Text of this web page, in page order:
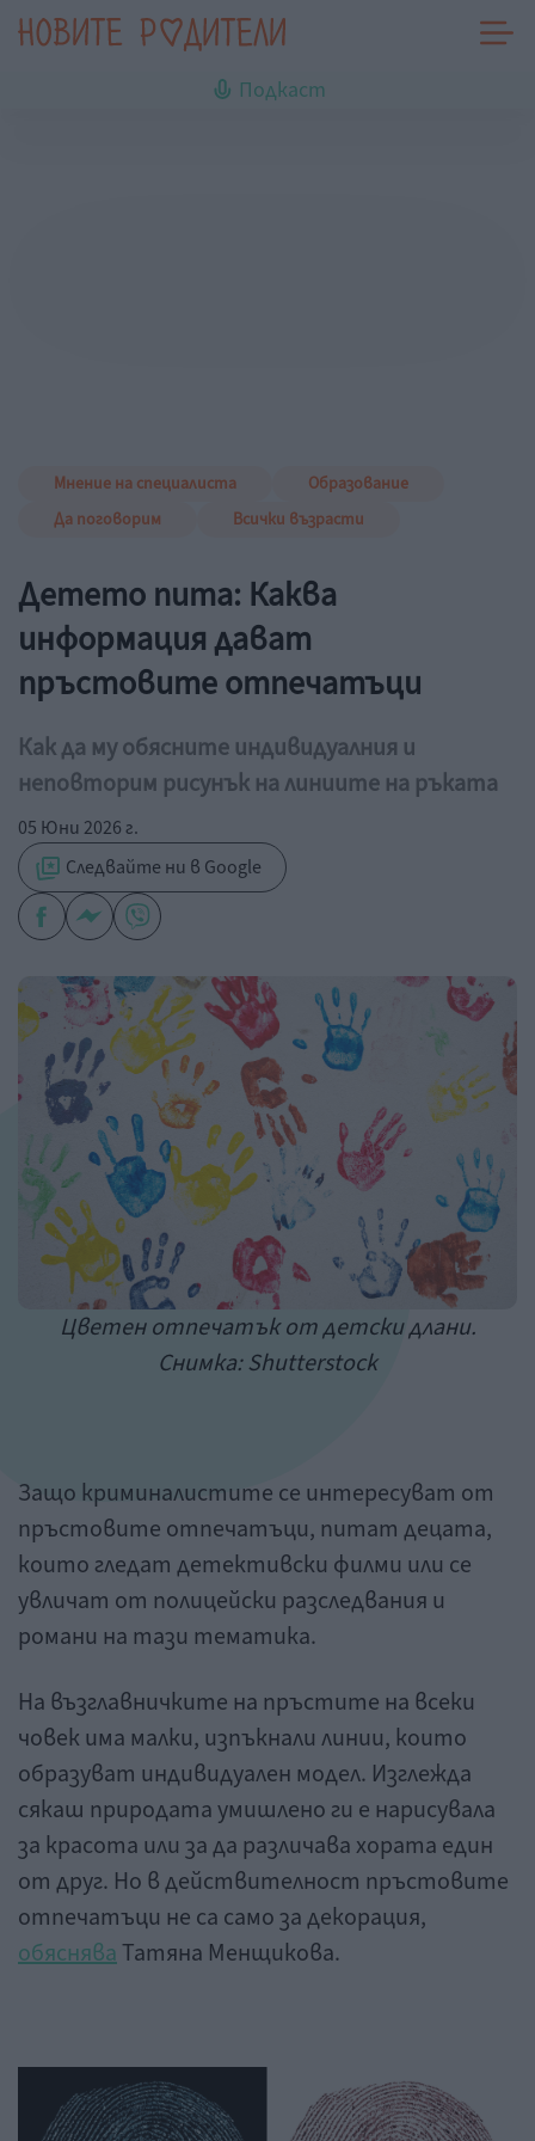
Подкаст
Мнение на специалиста
Образование
Да поговорим
Всички възрасти
Детето пита: Каква
информация дават
пръстовите отпечатъци
Как да му обясните индивидуалния и
неповторим рисунък на линиите на ръката
05 Юни 2026 г.
Следвайте ни в Google
Цветен отпечатък от детски длани.
Снимка: Shutterstock
Защо криминалистите се интересуват от
пръстовите отпечатъци, питат децата,
които гледат детективски филми или се
увличат от полицейски разследвания и
романи на тази тематика.
На възглавничките на пръстите на всеки
човек има малки, изпъкнали линии, които
образуват индивидуален модел. Изглежда
сякаш природата умишлено ги е нарисувала
за красота или за да различава хората един
от друг. Но в действителност пръстовите
отпечатъци не са само за декорация,
обясняваТатяна Менщикова.